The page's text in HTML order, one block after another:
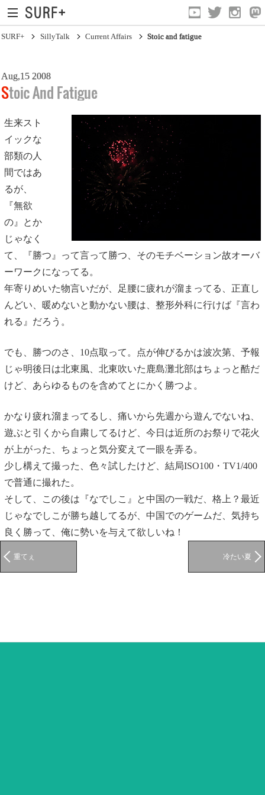
Current Affairs
Life In Surfing
Vibration
Mind
Clips
SURF+ SillyTalk Current Affairs Stoic and fatigue
Aug,15 2008
Stoic And Fatigue
生来スト
イックな
部類の人
間ではあ
るが、
『無欲
の』とか
じゃなく
て、『勝つ』って言って勝つ、そのモチベーション故オーバ
ーワークになってる。
年寄りめいた物言いだが、足腰に疲れが溜まってる、正直し
んどい、暖めないと動かない腰は、整形外科に行けば『言わ
れる』だろう。
でも、勝つのさ、10点取って。点が伸びるかは波次第、予報
じゃ明後日は北東風、北東吹いた鹿島灘北部はちょっと酷だ
けど、あらゆるものを含めてとにかく勝つよ。
かなり疲れ溜まってるし、痛いから先週から遊んでないね、
遊ぶと引くから自粛してるけど、今日は近所のお祭りで花火
が上がった、ちょっと気分変えて一眼を弄る。
少し構えて撮った、色々試したけど、結局ISO100・TV1/400
で普通に撮れた。
そして、この後は『なでしこ』と中国の一戦だ、格上？最近
じゃなでしこが勝ち越してるが、中国でのゲームだ、気持ち
良く勝って、俺に勢いを与えて欲しいね！
重てぇ 冷たい夏